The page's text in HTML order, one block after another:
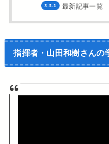
最新記事一覧
指揮者・山田和樹さんの